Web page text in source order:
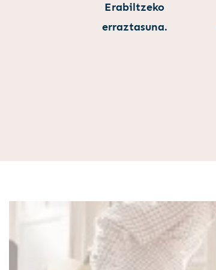
Erabiltzeko
erraztasuna.